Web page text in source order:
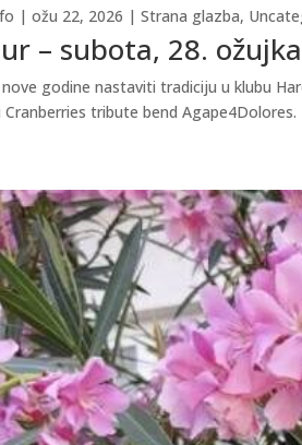
– subota, 28.
|ožu 22, 2026 |Strana glazba,
godine nastaviti tradiciju u klubu
tribute bend